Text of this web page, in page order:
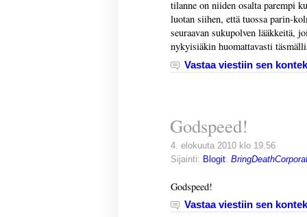
tilanne on niiden osalta parempi
luotan siihen, että tuossa parin-
seuraavan sukupolven lääkkeitä,
nykyisiäkin huomattavasti
Vastaa viestiin sen
Godspeed!
4. elokuuta 2010 klo 19.56
Sijainti: Blogit:
Godspeed!
Vastaa viestiin sen